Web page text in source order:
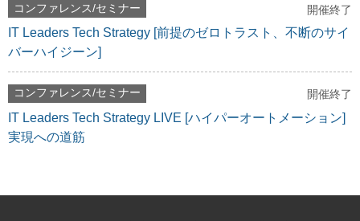
コンファレンス/セミナー 開催終了
IT Leaders Tech Strategy [前提のゼロトラスト、不断のサイ
バーハイジーン]
コンファレンス/セミナー 開催終了
IT Leaders Tech Strategy LIVE [ハイパーオートメーション]
実現への道筋